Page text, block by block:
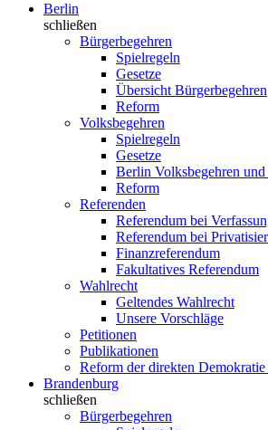
Berlin
schließen
Bürgerbegehren
Spielregeln
Gesetze
Übersicht Bürgerbegehren
Reform
Volksbegehren
Spielregeln
Gesetze
Berlin Volksbegehren
Reform
Referenden
Referendum bei
Referendum bei
Finanzreferendum
Fakultatives Referendum
Wahlrecht
Geltendes Wahlrecht
Unsere Vorschläge
Petitionen
Publikationen
Reform der direkten
Brandenburg
schließen
Bürgerbegehren